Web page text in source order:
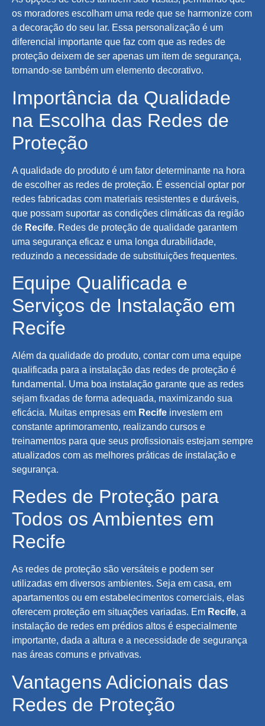
os moradores escolham uma rede que se harmonize com
a decoração do seu lar. Essa personalização é um
diferencial importante que faz com que as redes de
proteção deixem de ser apenas um item de segurança,
tornando-se também um elemento decorativo.
Importância da Qualidade
na Escolha das Redes de
Proteção
A qualidade do produto é um fator determinante na hora
de escolher as redes de proteção. É essencial optar por
redes fabricadas com materiais resistentes e duráveis,
que possam suportar as condições climáticas da região
de Recife. Redes de proteção de qualidade garantem
uma segurança eficaz e uma longa durabilidade,
reduzindo a necessidade de substituições frequentes.
Equipe Qualificada e
Serviços de Instalação em
Recife
Além da qualidade do produto, contar com uma equipe
qualificada para a instalação das redes de proteção é
fundamental. Uma boa instalação garante que as redes
sejam fixadas de forma adequada, maximizando sua
eficácia. Muitas empresas em Recife investem em
constante aprimoramento, realizando cursos e
treinamentos para que seus profissionais estejam sempre
atualizados com as melhores práticas de instalação e
segurança.
Redes de Proteção para
Todos os Ambientes em
Recife
As redes de proteção são versáteis e podem ser
utilizadas em diversos ambientes. Seja em casa, em
apartamentos ou em estabelecimentos comerciais, elas
oferecem proteção em situações variadas. Em Recife, a
instalação de redes em prédios altos é especialmente
importante, dada a altura e a necessidade de segurança
nas áreas comuns e privativas.
Vantagens Adicionais das
Redes de Proteção